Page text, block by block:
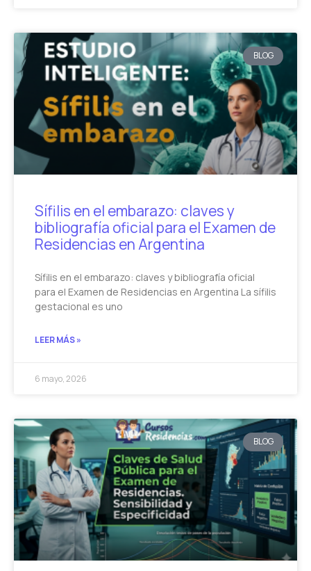
BLOG
Sífilis en el embarazo: claves y
bibliografía oficial para el Examen de
Residencias en Argentina
Sífilis en el embarazo: claves y bibliografía oficial
para el Examen de Residencias en Argentina La sífilis
gestacional es uno
LEER MÁS »
6 mayo, 2026
BLOG